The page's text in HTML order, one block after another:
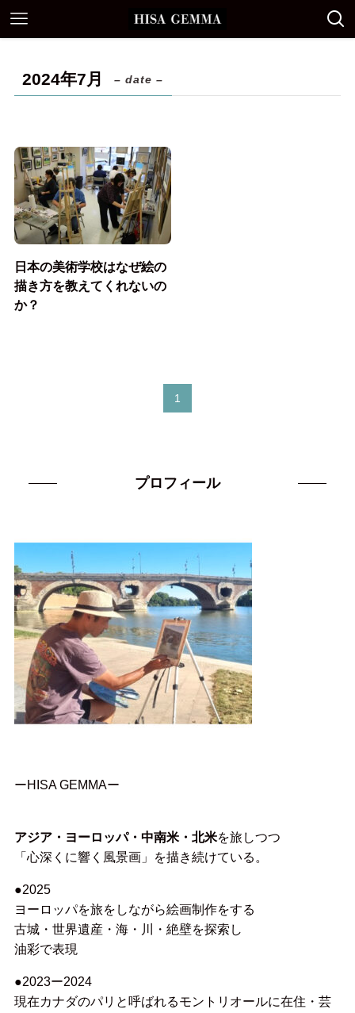
2024年7月 – date –
日本の美術学校はなぜ絵の
描き方を教えてくれないの
か？
1
プロフィール
ーHISA GEMMAー
アジア・ヨーロッパ・中南米・北米を旅しつつ
「心深くに響く風景画」を描き続けている。
●2025
ヨーロッパを旅をしながら絵画制作をする
古城・世界遺産・海・川・絶壁を探索し
油彩で表現
●2023ー2024
現在カナダのパリと呼ばれるモントリオールに在住・芸